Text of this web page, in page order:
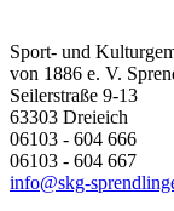
Sport- und
von 1886 e. V.
Seilerstraße 9-13
63303 Dreieich
06103 - 604 666
06103 - 604 667
info@skg-